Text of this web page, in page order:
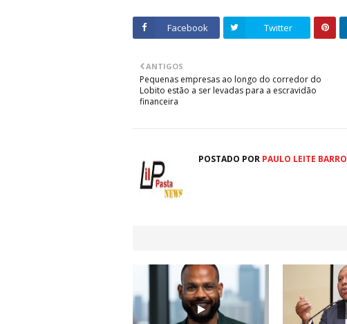
Facebook Twitter
ANTIGOS
Pequenas empresas ao longo do corredor do
Lobito estão a ser levadas para a escravidão
financeira
POSTADO POR PAULO LEITE